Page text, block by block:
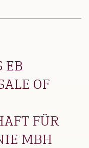
EB
OF
FÜR
MBH